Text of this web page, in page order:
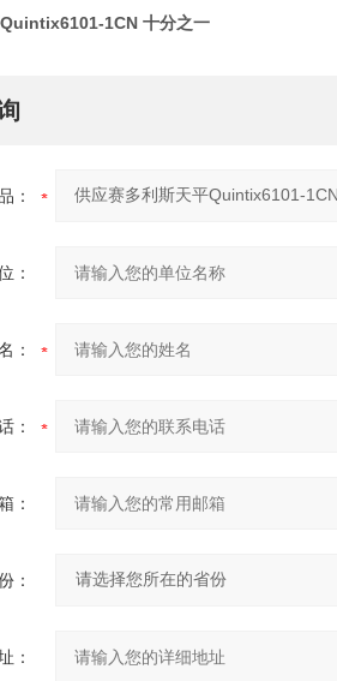
1CN 十分之一
：
：
：
：
：
：
：